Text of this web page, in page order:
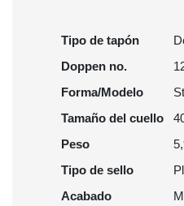
Tipo de tapón
Doppen no.
Forma/Modelo
Tamaño del cuello
Peso
Tipo de sello
Acabado